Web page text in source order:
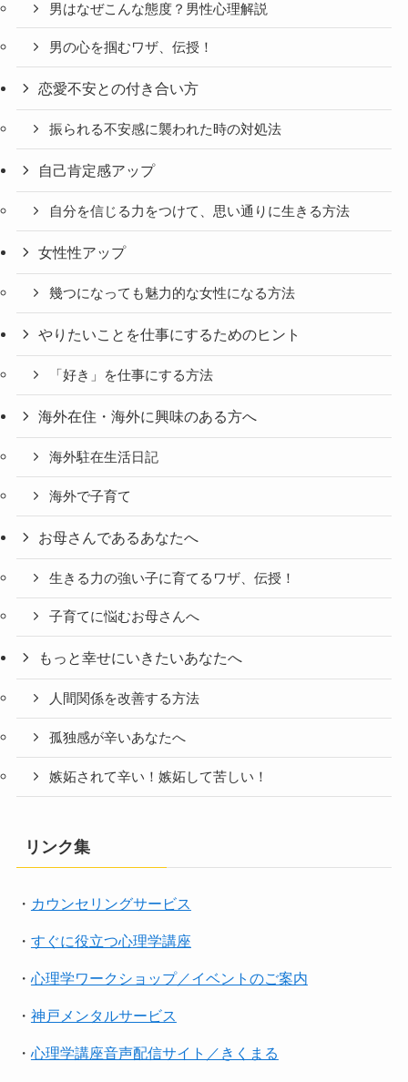
男はなぜこんな態度？男性心理解説
男の心を掴むワザ、伝授！
恋愛不安との付き合い方
振られる不安感に襲われた時の対処法
自己肯定感アップ
自分を信じる力をつけて、思い通りに生きる方法
女性性アップ
幾つになっても魅力的な女性になる方法
やりたいことを仕事にするためのヒント
「好き」を仕事にする方法
海外在住・海外に興味のある方へ
海外駐在生活日記
海外で子育て
お母さんであるあなたへ
生きる力の強い子に育てるワザ、伝授！
子育てに悩むお母さんへ
もっと幸せにいきたいあなたへ
人間関係を改善する方法
孤独感が辛いあなたへ
嫉妬されて辛い！嫉妬して苦しい！
リンク集
・ カウンセリングサービス
・ すぐに役立つ心理学講座
・ 心理学ワークショップ／イベントのご案内
・ 神戸メンタルサービス
・ 心理学講座音声配信サイト／きくまる